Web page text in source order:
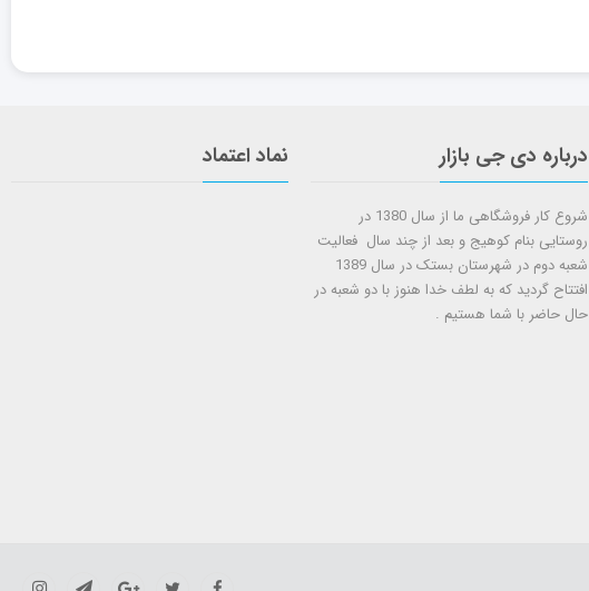
درباره دی جی بازار
شروع کار فروشگاهی ما از سال 1380 در
روستایی بنام کوهیج و بعد از چند سال فعالیت
شعبه دوم در شهرستان بستک در سال 1389
افتتاح گردید که به لطف خدا هنوز با دو شعبه در
حال حاضر با شما هستيم .
نماد اعتماد